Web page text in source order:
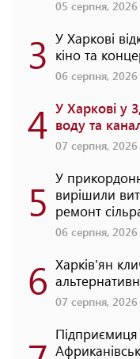
05 серпня,
3 У Харкові
кіно та
06 серпня,
4 У Харкові у
воду та
07 серпня,
5 У
вирішили
ремонт
06 серпня,
6 Харків'ян
07 серпня,